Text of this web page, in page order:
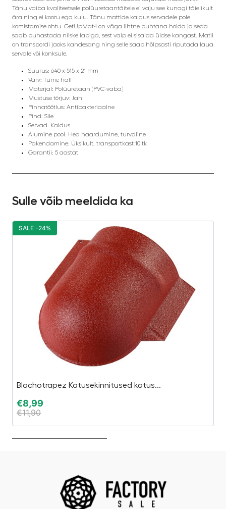
Tänu vaiba kvaliteetsele polüuretaantäitele ei vaju see kunagi täielikult
ära ning ei kooru ega kulu. Tänu mattide kaldus servadele pole
komistamise ohtu. GetUpMat-i on väga lihtne puhtana hoida ja seda
saab puhastada niiske lapiga, sest vaip ei sisalda üldse kangast. Matil
on transpordi jaoks kandesang ning selle saab hõlpsasti riputada laua
servale või konksule.
Suurus: 640 x 515 x 21 mm
Värv: Tume hall
Materjal: Polüuretaan (PVC-vaba)
Mustuse tõrjuv: Jah
Pinnatöötlus: Antibakteriaalne
Pind: Sile
Servad: Kaldus
Alumine pool: Hea haardumine, turvaline
Pakendamine: Üksikult, transportkast 10 tk
Garantii: 5 aastat
Sulle võib meeldida ka
Blachotrapez Katusekinnitused katus...
€8,99
€11,90
SALE -24%